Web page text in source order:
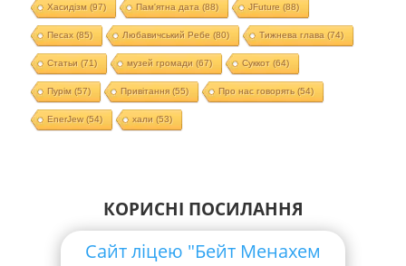
Хасидізм (97) Пам'ятна дата (88) JFuture (88)
Песах(85) Любавичський Ребе (80) Тижнева глава (74)
Статьи (71) музей громади (67) Суккот (64)
Пурім (57) Привітання(55) Про нас говорять (54)
EnerJew(54) хали (53)
КОРИСНІ ПОСИЛАННЯ
Сайт ліцею "Бейт Менахем